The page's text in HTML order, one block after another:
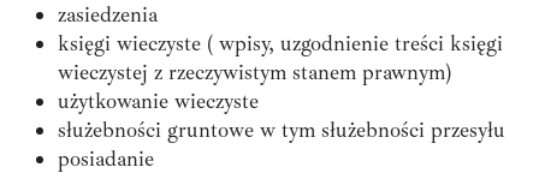
zasiedzenia
księgi wieczyste ( wpisy, uzgodnienie treści księgi
wieczystej z rzeczywistym stanem prawnym)
użytkowanie wieczyste
służebności gruntowe w tym służebności przesyłu
posiadanie